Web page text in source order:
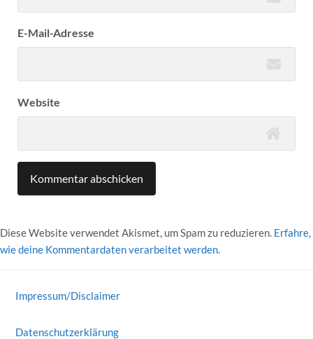
E-Mail-Adresse
Website
Diese Website verwendet Akismet, um Spam zu reduzieren. Erfahre,
wie deine Kommentardaten verarbeitet werden.
Impressum/Disclaimer
Datenschutzerklärung